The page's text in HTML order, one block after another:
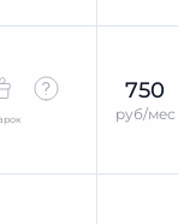
750
руб/мес